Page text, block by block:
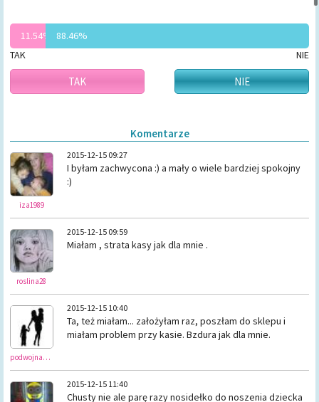
11.54%
TAK
88.46%
NIE
TAK NIE
Komentarze
iza1989
2015-12-15 09:27
I byłam zachwycona :) a mały o wiele bardziej spokojny
:)
roslina28
2015-12-15 09:59
Miałam , strata kasy jak dla mnie .
podwojnamama
2015-12-15 10:40
Ta, też miałam... założyłam raz, poszłam do sklepu i
miałam problem przy kasie. Bzdura jak dla mnie.
2015-12-15 11:40
Chusty nie ale parę razy nosidełko do noszenia dziecka